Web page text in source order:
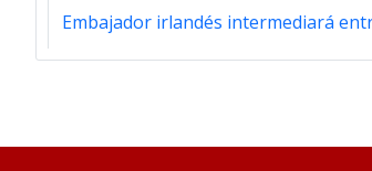
Embajador irlandés intermediará